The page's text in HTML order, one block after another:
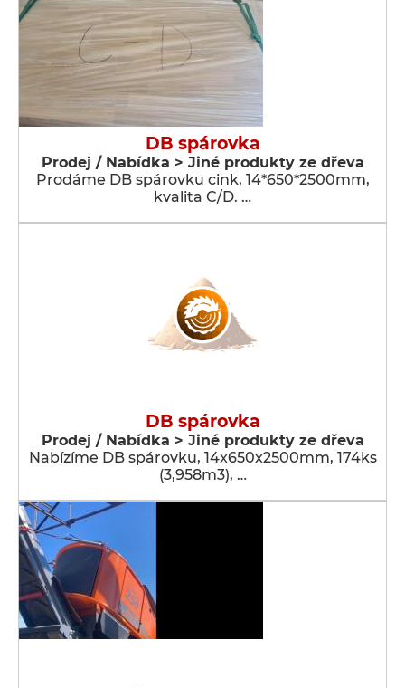
DB spárovka
Prodej / Nabídka > Jiné produkty ze dřeva
Prodáme DB spárovku cink, 14*650*2500mm,
kvalita C/D. …
DB spárovka
Prodej / Nabídka > Jiné produkty ze dřeva
Nabízíme DB spárovku, 14x650x2500mm, 174ks
(3,958m3), …